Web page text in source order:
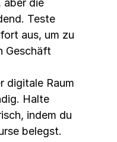
aber die
Teste
aus, um zu
Geschäft
digitale Raum
Halte
indem du
belegst.